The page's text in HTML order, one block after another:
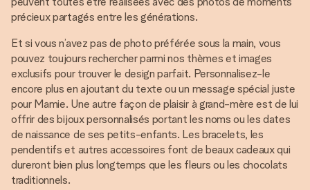
précieux partagés entre les générations.
Et si vous n’avez pas de photo préférée sous la main, vous
pouvez toujours rechercher parmi nos thèmes et images
exclusifs pour trouver le design parfait. Personnalisez-le
encore plus en ajoutant du texte ou un message spécial juste
pour Mamie. Une autre façon de plaisir à grand-mère est de lui
offrir des bijoux personnalisés portant les noms ou les dates
de naissance de ses petits-enfants. Les bracelets, les
pendentifs et autres accessoires font de beaux cadeaux qui
dureront bien plus longtemps que les fleurs ou les chocolats
traditionnels.